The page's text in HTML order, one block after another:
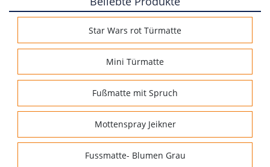
Star Wars rot Türmatte
Mini Türmatte
Fußmatte mit Spruch
Mottenspray Jeikner
Fussmatte- Blumen Grau